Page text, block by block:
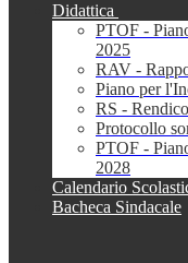
Didattica
PTOF -
2025
RAV -
Piano per
RS -
Protocollo
PTOF -
2028
Calendario
Bacheca Sindacale